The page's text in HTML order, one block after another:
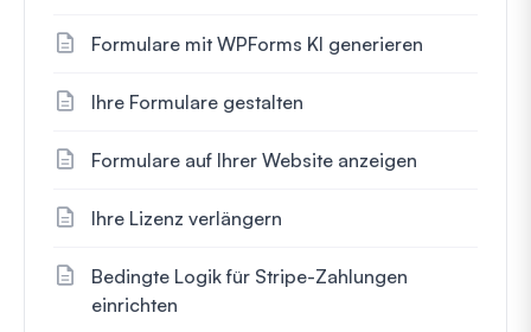
Formulare mit WPForms KI generieren
Ihre Formulare gestalten
Formulare auf Ihrer Website anzeigen
Ihre Lizenz verlängern
Bedingte Logik für Stripe-Zahlungen
einrichten